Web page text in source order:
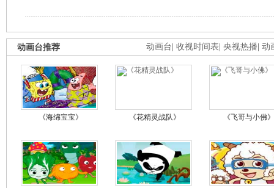
动画台 收视时间表 央视热播 动
动画台推荐
《海绵宝宝》 《花精灵战队》 《飞哥与小佛》